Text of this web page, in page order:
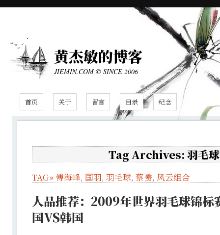
黄杰敏的博客
JIEMIN.COM © SINCE 2006
首页 关于 留言 目录 纪念
Tag Archives: 羽毛球
TAG» 傅海峰, 国羽, 羽毛球, 蔡赟, 风云组合
人品推荐：2009年世界羽毛球锦标
国VS韩国